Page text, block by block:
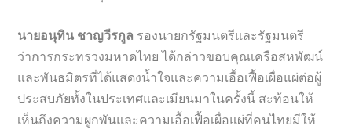
นายอนุทิน ชาญวีรกูล รองนายกรัฐมนตรีและรัฐมนตรี
ว่าการกระทรวงมหาดไทย ได้กล่าวขอบคุณเครือสหพัฒน์
และพันธมิตรที่ได้แสดงน้ำใจและความเอื้อเฟื้อเผื่อแผ่ต่อผู้
ประสบภัยทั้งในประเทศและเมียนมาในครั้งนี้ สะท้อนให้
เห็นถึงความผูกพันและความเอื้อเฟื้อเผื่อแผ่ที่คนไทยมีให้